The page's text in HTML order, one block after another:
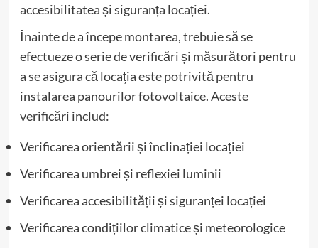
accesibilitatea și siguranța locației.
Înainte de a începe montarea, trebuie să se
efectueze o serie de verificări și măsurători pentru
a se asigura că locația este potrivită pentru
instalarea panourilor fotovoltaice. Aceste
verificări includ:
Verificarea orientării și înclinației locației
Verificarea umbrei și reflexiei luminii
Verificarea accesibilității și siguranței locației
Verificarea condițiilor climatice și meteorologice